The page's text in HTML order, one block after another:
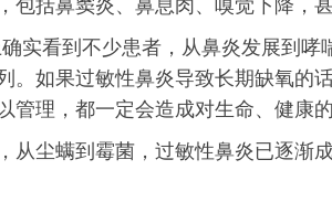
包括鼻窦炎、鼻息肉、嗅觉下降，
实看到不少患者，从鼻炎发展到
。如果过敏性鼻炎导致长期缺氧的
管理，都一定会造成对生命、健康
从尘螨到霉菌，过敏性鼻炎已逐渐